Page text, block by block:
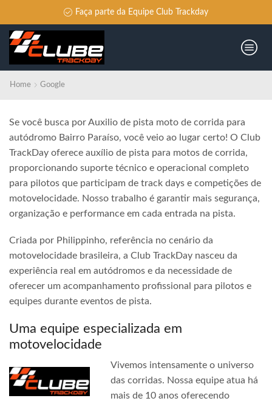
Faça parte da Equipe Club Trackday
Home Google
Se você busca por Auxilio de pista moto de corrida para
autódromo Bairro Paraíso, você veio ao lugar certo! O Club
TrackDay oferece auxílio de pista para motos de corrida,
proporcionando suporte técnico e operacional completo
para pilotos que participam de track days e competições de
motovelocidade. Nosso trabalho é garantir mais segurança,
organização e performance em cada entrada na pista.
Criada por Philippinho, referência no cenário da
motovelocidade brasileira, a Club TrackDay nasceu da
experiência real em autódromos e da necessidade de
oferecer um acompanhamento profissional para pilotos e
equipes durante eventos de pista.
Uma equipe especializada em
motovelocidade
Vivemos intensamente o universo
das corridas. Nossa equipe atua há
mais de 10 anos oferecendo